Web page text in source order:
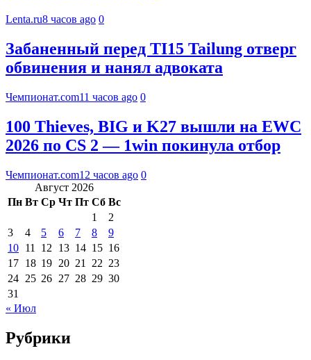
Lenta.ru8 часов ago 0
Забаненный перед TI15 Tailung отверг
обвинения и нанял адвоката
Чемпионат.com11 часов ago 0
100 Thieves, BIG и K27 вышли на EWC
2026 по CS 2 — 1win покинула отбор
Чемпионат.com12 часов ago 0
Август 2026
Пн Вт Ср Чт Пт Сб Вс
1
2
3
4 5 6 7 8
9
10 11 12 13 14 15 16
17 18 19 20 21 22 23
24 25 26 27 28 29 30
31
« Июл
Рубрики